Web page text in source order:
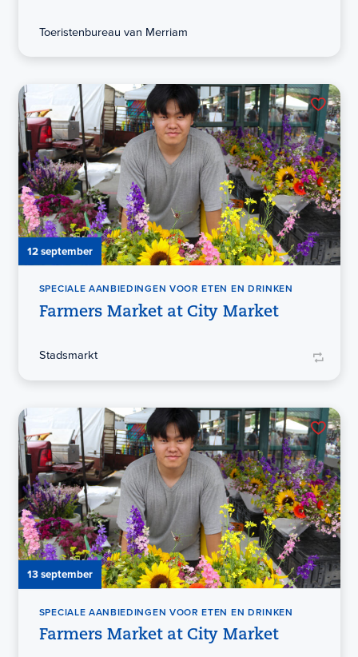
Toeristenbureau van Merriam
12 september
SPECIALE AANBIEDINGEN VOOR ETEN EN DRINKEN
Farmers Market at City Market
Stadsmarkt
13 september
SPECIALE AANBIEDINGEN VOOR ETEN EN DRINKEN
Farmers Market at City Market